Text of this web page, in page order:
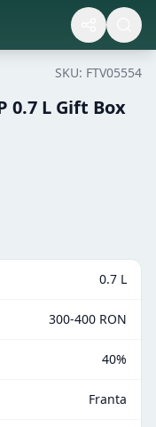
SKU: FTV05554
0.7 L Gift Box
0.7 L
300-400 RON
40%
Franta